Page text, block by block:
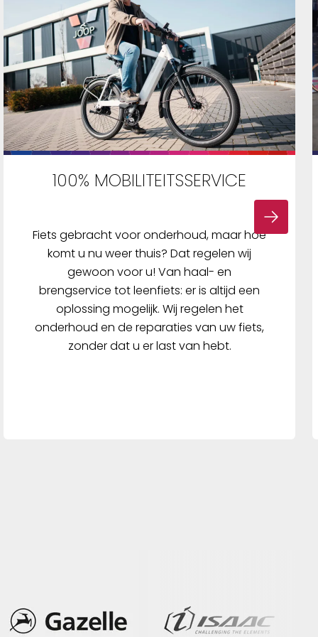
100% MOBILITEITSSERVICE
Fiets gebracht voor onderhoud, maar hoe
komt u nu weer thuis? Dat regelen wij
gewoon voor u! Van haal- en
brengservice tot leenfiets: er is altijd een
oplossing mogelijk. Wij regelen het
onderhoud en de reparaties van uw fiets,
zonder dat u er last van hebt.